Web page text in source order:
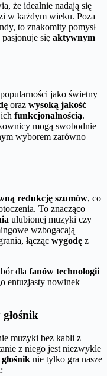
że idealnie nadają się
w każdym wieku. Poza
to znakomity pomysł
się aktywnym
jako świetny
oraz wysoką jakość
funkcjonalnością.
mogą swobodnie
wyborem zarówno
redukcję szumów, co
To znacząco
ulubionej muzyki czy
wzbogacają
łącząc wygodę z
dla fanów technologii
entuzjasty nowinek
muzyki bez kabli z
z niego jest niezwykle
nie tylko gra nasze